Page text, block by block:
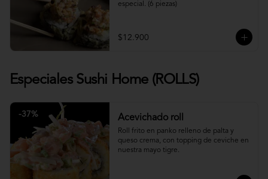
especial. (6 piezas)
$12.900
Especiales Sushi Home (ROLLS)
-37% Acevichado roll
Roll frito en panko relleno de palta y
queso crema, con topping de ceviche en
nuestra mayo tigre.